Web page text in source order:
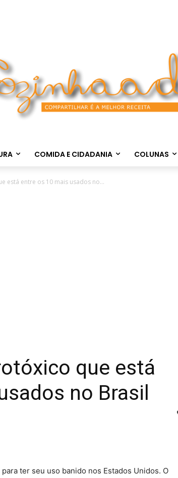
COMIDA E CIDADANIA COLUNAS
está entre os 10 mais usados no...
que está
no Brasil
ter seu uso banido nos Estados Unidos. O